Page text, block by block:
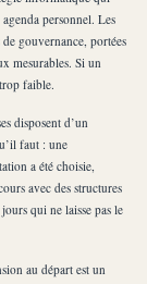
personnel. Les
de gouvernance, portées
mesurables. Si un
faible.
disposent d’un
faut : une
a été choisie,
avec des structures
qui ne laisse pas le
au départ est un